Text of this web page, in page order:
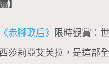
】
《赤腳歌后》 限時觀賞：
莎莉亞艾芙拉，是這部